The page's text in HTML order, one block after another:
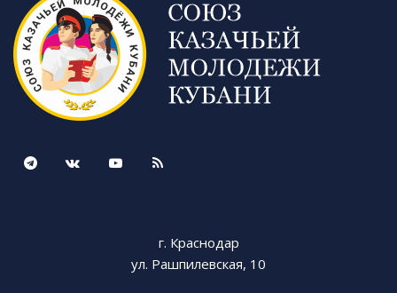
Источник: https://t.me/molodezhkubani
Tags: СКМК
г. Краснодар
ул. Рашпилевская, 10